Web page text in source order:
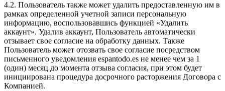
4.2. Пользователь также может удалить предоставленную им в
рамках определенной учетной записи персональную
информацию, воспользовавшись функцией «Удалить
аккаунт». Удалив аккаунт, Пользователь автоматически
отзывает свое согласие на обработку данных. Также
Пользователь может отозвать свое согласие посредством
письменного уведомления espantodo.es не менее чем за 1
(один) месяц до момента отзыва согласия, при этом будет
инициирована процедура досрочного расторжения Договора с
Компанией.